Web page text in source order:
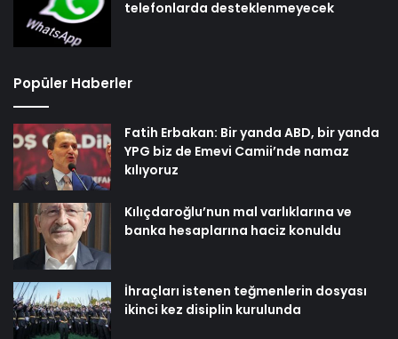
telefonlarda desteklenmeyecek
Popüler Haberler
Fatih Erbakan: Bir yanda ABD, bir yanda
YPG biz de Emevi Camii’nde namaz
kılıyoruz
Kılıçdaroğlu’nun mal varlıklarına ve
banka hesaplarına haciz konuldu
İhraçları istenen teğmenlerin dosyası
ikinci kez disiplin kurulunda